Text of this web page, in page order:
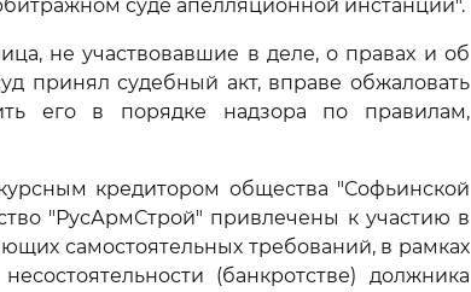
суде апелляционной инстанции".
не участвовавшие в деле, о правах и об
принял судебный акт, вправе обжаловать
его в порядке надзора по правилам,
кредитором общества "Софьинской
"РусАрмСтрой" привлечены к участию в
самостоятельных требований, в рамках
(банкротстве) должника